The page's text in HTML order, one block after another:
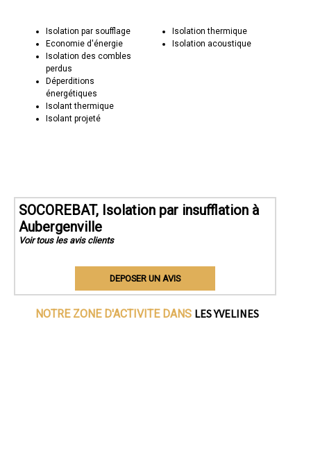
Isolation par soufflage
Economie d'énergie
Isolation des combles
perdus
Déperditions
énergétiques
Isolant thermique
Isolant projeté
Isolation thermique
Isolation acoustique
SOCOREBAT, Isolation par insufflation à
Aubergenville
Voir tous les avis clients
DEPOSER UN AVIS
NOTRE ZONE D'ACTIVITE DANS LES YVELINES